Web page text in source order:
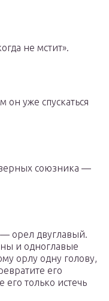
не мстит».
он уже спускаться
верных союзника —
орел двуглавый.
и одноглавые
орлу одну голову,
его
его только истечь